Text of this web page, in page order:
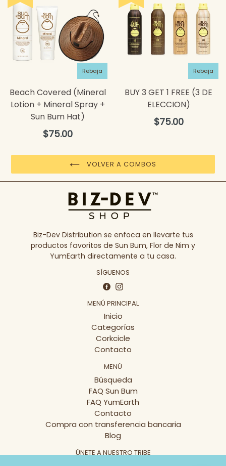
Rebaja
Beach Covered (Mineral
Lotion + Mineral Spray +
Sun Bum Hat)
Precio
$75.00
Rebaja
BUY 3 GET 1 FREE (3 DE
ELECCION)
Precio
$75.00
VOLVER A COMBOS
Biz-Dev Distribution se enfoca en llevarte tus
productos favoritos de Sun Bum, Flor de Nim y
YumEarth directamente a tu casa.
SÍGUENOS
Facebook
Instagram
MENÚ PRINCIPAL
Inicio
Categorías
Corkcicle
Contacto
MENÚ
Búsqueda
FAQ Sun Bum
FAQ YumEarth
Contacto
Compra con transferencia bancaria
Blog
ÚNETE A NUESTRO TRIBE